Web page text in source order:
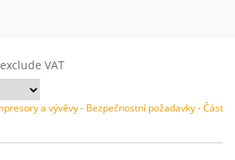
VAT
a vývěvy - Bezpečnostní požadavky - Část